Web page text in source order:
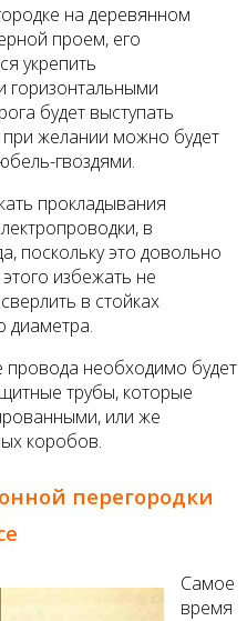
на деревянном
проем, его
укрепить
горизонтальными
будет выступать
желании можно будет
гвоздями.
прокладывания
в
поскольку это довольно
избежать не
в стойках
диаметра.
провода необходимо будет
трубы, которые
или же
коробов.
перегородки
Самое
время